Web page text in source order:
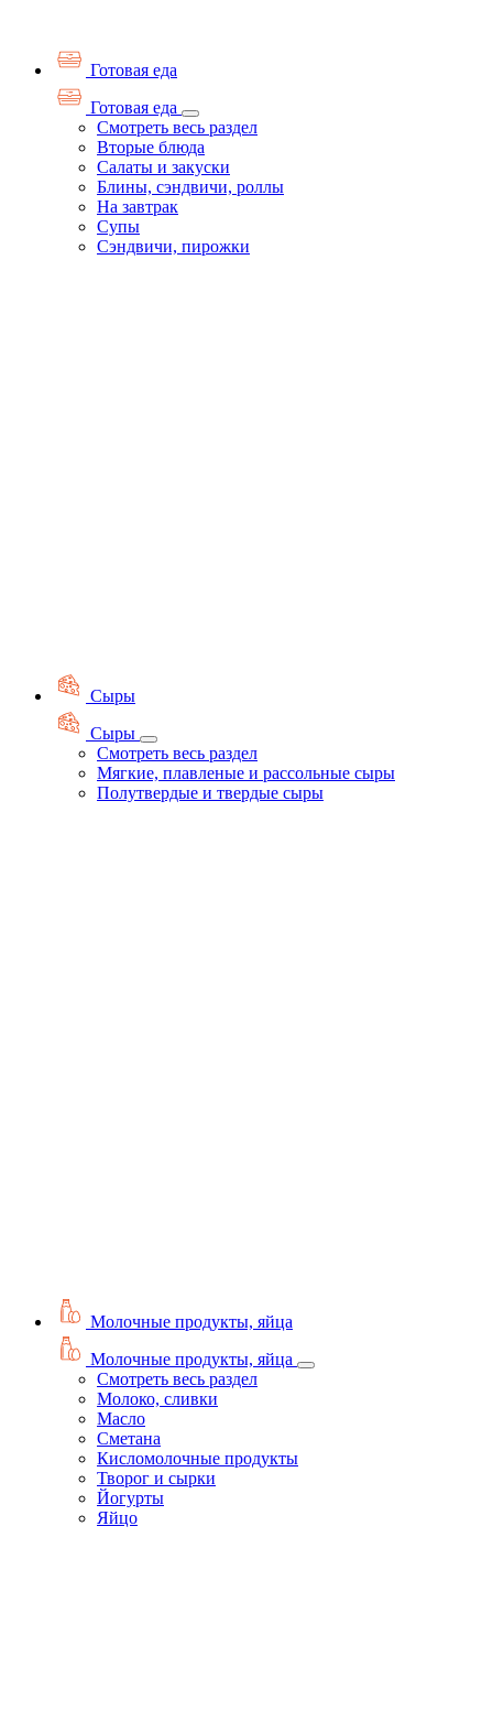
Готовая еда
Готовая еда
Смотреть весь раздел
Вторые блюда
Салаты и закуски
Блины, сэндвичи, роллы
На завтрак
Супы
Сэндвичи, пирожки
Сыры
Сыры
Смотреть весь раздел
Мягкие, плавленые и рассольные сыры
Полутвердые и твердые сыры
Молочные продукты, яйца
Молочные продукты, яйца
Смотреть весь раздел
Молоко, сливки
Масло
Сметана
Кисломолочные продукты
Творог и сырки
Йогурты
Яйцо